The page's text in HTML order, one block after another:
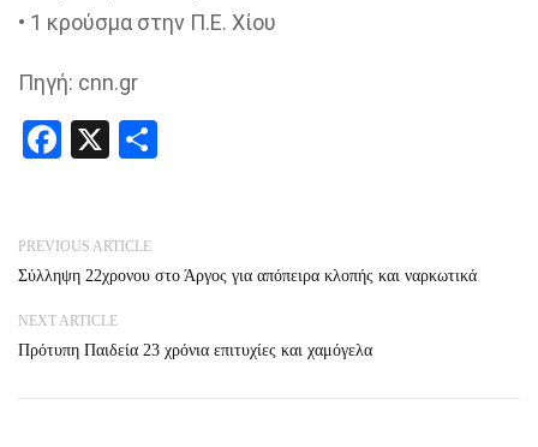
• 1 κρούσμα στην Π.Ε. Χίου
Πηγή: cnn.gr
Facebook
X
PREVIOUS ARTICLE
Σύλληψη 22χρονου στο Άργος για απόπειρα κλοπής και ναρκωτικά
NEXT ARTICLE
Πρότυπη Παιδεία 23 χρόνια επιτυχίες και χαμόγελα